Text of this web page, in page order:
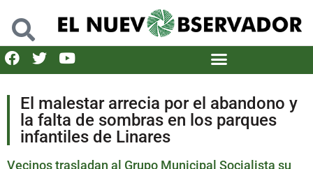
El malestar arrecia por el abandono y
la falta de sombras en los parques
infantiles de Linares
Vecinos trasladan al Grupo Municipal Socialista su